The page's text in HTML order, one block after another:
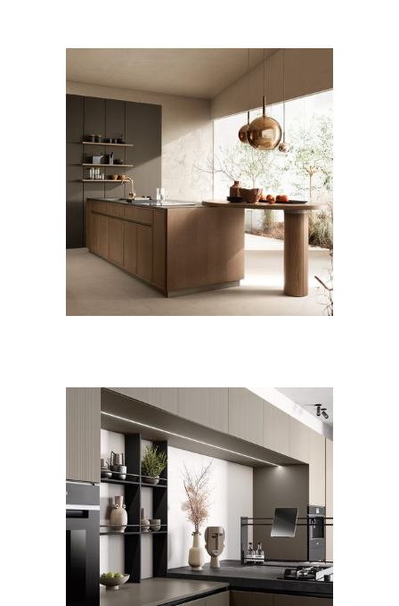
CUCINE MODERNO
Poetica
CUCINE MODERNO
Mira